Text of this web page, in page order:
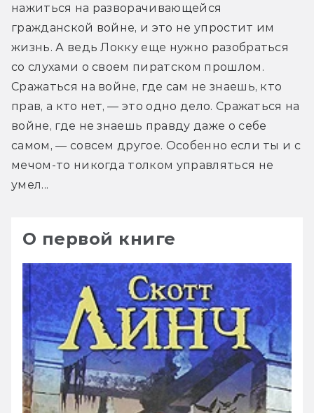
нажиться на разворачивающейся
гражданской войне, и это не упростит им
жизнь. А ведь Локку еще нужно разобраться
со слухами о своем пиратском прошлом.
Сражаться на войне, где сам не знаешь, кто
прав, а кто нет, — это одно дело. Сражаться на
войне, где не знаешь правду даже о себе
самом, — совсем другое. Особенно если ты и с
мечом-то никогда толком управляться не
умел...
О первой книге